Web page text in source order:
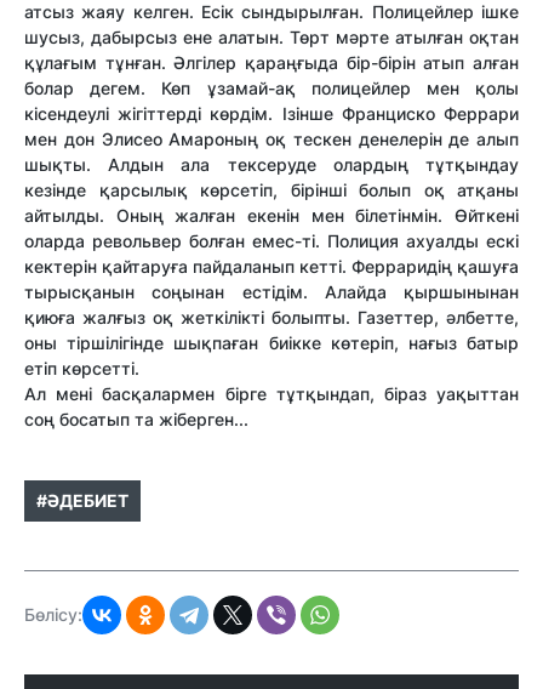
атсыз жаяу келген. Есік сындырылған. Полицейлер ішке
шусыз, дабырсыз ене алатын. Төрт мәрте атылған оқтан
құлағым тұнған. Әлгілер қараңғыда бір-бірін атып алған
болар дегем. Көп ұзамай-ақ полицейлер мен қолы
кісендеулі жігіттерді көрдім. Ізінше Франциско Феррари
мен дон Элисео Амароның оқ тескен денелерін де алып
шықты. Алдын ала тексеруде олардың тұтқындау
кезінде қарсылық көрсетіп, бірінші болып оқ атқаны
айтылды. Оның жалған екенін мен білетінмін. Өйткені
оларда револьвер болған емес-ті. Полиция ахуалды ескі
кектерін қайтаруға пайдаланып кетті. Ферраридің қашуға
тырысқанын соңынан естідім. Алайда қыршынынан
қиюға жалғыз оқ жеткілікті болыпты. Газеттер, әлбетте,
оны тіршілігінде шықпаған биікке көтеріп, нағыз батыр
етіп көрсетті.
Ал мені басқалармен бірге тұтқындап, біраз уақыттан
соң босатып та жіберген...
#ӘДЕБИЕТ
Бөлісу: